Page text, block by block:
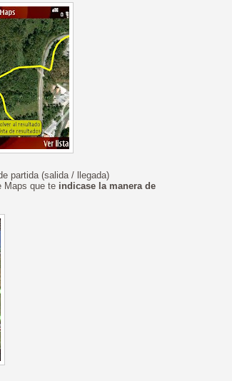
partida (salida / llegada)
Maps que te indicase la manera de